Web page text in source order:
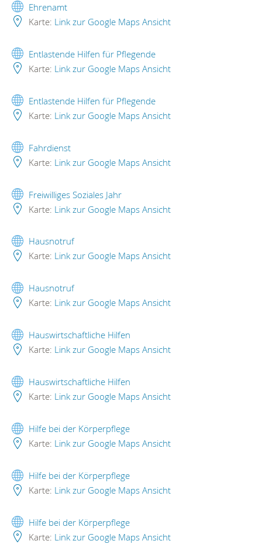
Ehrenamt
Karte: Link zur Google Maps Ansicht
Entlastende Hilfen für Pflegende
Karte: Link zur Google Maps Ansicht
Entlastende Hilfen für Pflegende
Karte: Link zur Google Maps Ansicht
Fahrdienst
Karte: Link zur Google Maps Ansicht
Freiwilliges Soziales Jahr
Karte: Link zur Google Maps Ansicht
Hausnotruf
Karte: Link zur Google Maps Ansicht
Hausnotruf
Karte: Link zur Google Maps Ansicht
Hauswirtschaftliche Hilfen
Karte: Link zur Google Maps Ansicht
Hauswirtschaftliche Hilfen
Karte: Link zur Google Maps Ansicht
Hilfe bei der Körperpflege
Karte: Link zur Google Maps Ansicht
Hilfe bei der Körperpflege
Karte: Link zur Google Maps Ansicht
Hilfe bei der Körperpflege
Karte: Link zur Google Maps Ansicht